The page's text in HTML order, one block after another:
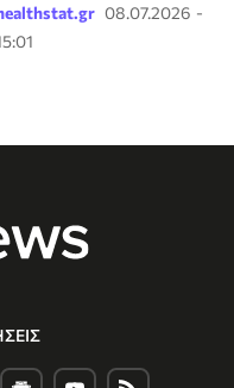
08.07.2026 -